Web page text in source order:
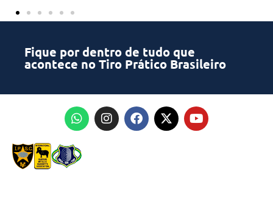
Fique por dentro de tudo que
acontece no Tiro Prático Brasileiro